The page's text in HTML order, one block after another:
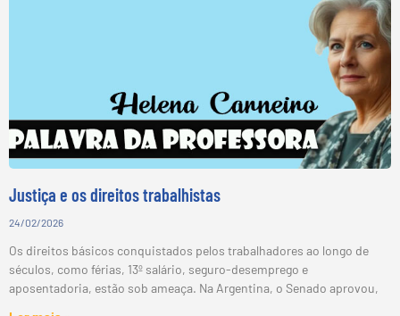
Justiça e os direitos trabalhistas
24/02/2026
Os direitos básicos conquistados pelos trabalhadores ao longo de
séculos, como férias, 13º salário, seguro-desemprego e
aposentadoria, estão sob ameaça. Na Argentina, o Senado aprovou,